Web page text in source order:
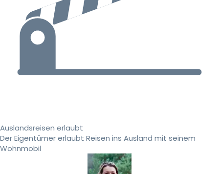
Auslandsreisen erlaubt
Der Eigentümer erlaubt Reisen ins Ausland mit seinem
Wohnmobil